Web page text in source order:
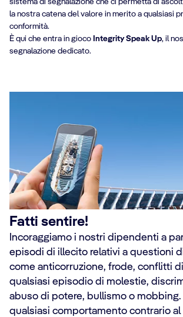
la nostra catena del valore in merito a qualsiasi
conformità.
È qui che entra in gioco Integrity Speak Up, il
segnalazione dedicato.
Fatti sentire!
Incoraggiamo i nostri dipendenti a
episodi di illecito relativi a questioni
come anticorruzione, frode, conflitti
qualsiasi episodio di molestie,
abuso di potere, bullismo o
qualsiasi comportamento contrario